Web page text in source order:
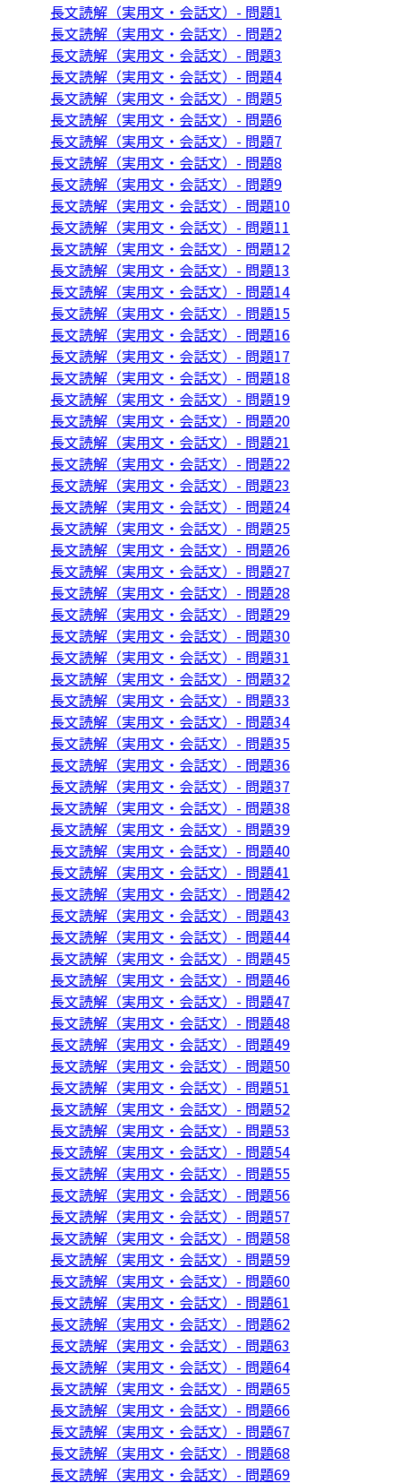
長文読解（実用文・会話文）- 問題1
長文読解（実用文・会話文）- 問題2
長文読解（実用文・会話文）- 問題3
長文読解（実用文・会話文）- 問題4
長文読解（実用文・会話文）- 問題5
長文読解（実用文・会話文）- 問題6
長文読解（実用文・会話文）- 問題7
長文読解（実用文・会話文）- 問題8
長文読解（実用文・会話文）- 問題9
長文読解（実用文・会話文）- 問題10
長文読解（実用文・会話文）- 問題11
長文読解（実用文・会話文）- 問題12
長文読解（実用文・会話文）- 問題13
長文読解（実用文・会話文）- 問題14
長文読解（実用文・会話文）- 問題15
長文読解（実用文・会話文）- 問題16
長文読解（実用文・会話文）- 問題17
長文読解（実用文・会話文）- 問題18
長文読解（実用文・会話文）- 問題19
長文読解（実用文・会話文）- 問題20
長文読解（実用文・会話文）- 問題21
長文読解（実用文・会話文）- 問題22
長文読解（実用文・会話文）- 問題23
長文読解（実用文・会話文）- 問題24
長文読解（実用文・会話文）- 問題25
長文読解（実用文・会話文）- 問題26
長文読解（実用文・会話文）- 問題27
長文読解（実用文・会話文）- 問題28
長文読解（実用文・会話文）- 問題29
長文読解（実用文・会話文）- 問題30
長文読解（実用文・会話文）- 問題31
長文読解（実用文・会話文）- 問題32
長文読解（実用文・会話文）- 問題33
長文読解（実用文・会話文）- 問題34
長文読解（実用文・会話文）- 問題35
長文読解（実用文・会話文）- 問題36
長文読解（実用文・会話文）- 問題37
長文読解（実用文・会話文）- 問題38
長文読解（実用文・会話文）- 問題39
長文読解（実用文・会話文）- 問題40
長文読解（実用文・会話文）- 問題41
長文読解（実用文・会話文）- 問題42
長文読解（実用文・会話文）- 問題43
長文読解（実用文・会話文）- 問題44
長文読解（実用文・会話文）- 問題45
長文読解（実用文・会話文）- 問題46
長文読解（実用文・会話文）- 問題47
長文読解（実用文・会話文）- 問題48
長文読解（実用文・会話文）- 問題49
長文読解（実用文・会話文）- 問題50
長文読解（実用文・会話文）- 問題51
長文読解（実用文・会話文）- 問題52
長文読解（実用文・会話文）- 問題53
長文読解（実用文・会話文）- 問題54
長文読解（実用文・会話文）- 問題55
長文読解（実用文・会話文）- 問題56
長文読解（実用文・会話文）- 問題57
長文読解（実用文・会話文）- 問題58
長文読解（実用文・会話文）- 問題59
長文読解（実用文・会話文）- 問題60
長文読解（実用文・会話文）- 問題61
長文読解（実用文・会話文）- 問題62
長文読解（実用文・会話文）- 問題63
長文読解（実用文・会話文）- 問題64
長文読解（実用文・会話文）- 問題65
長文読解（実用文・会話文）- 問題66
長文読解（実用文・会話文）- 問題67
長文読解（実用文・会話文）- 問題68
長文読解（実用文・会話文）- 問題69